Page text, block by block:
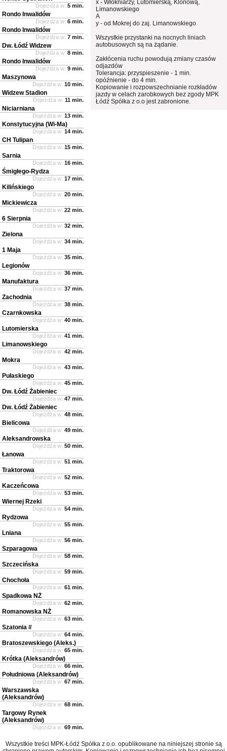
x - Włókniarzy, Lutomierską, Klonową,
Limanowskiego
A
y - od Mokrej do zaj. Limanowskiego
Wszystkie przystanki na nocnych liniach
autobusowych są na żądanie.
Zakłócenia ruchu powodują zmiany czasów
odjazdów
Tolerancja: przyspieszenie - 1 min.
opóźnienie - do 4 min.
Kopiowanie i rozpowszechnianie rozkładów
jazdy w celach zarobkowych bez zgody MPK
Łódź Spółka z o.o jest zabronione.
Dojeżdża w: 5 min.
Rondo Inwalidów
Dojeżdża w: 6 min.
Rondo Inwalidów
Dojeżdża w: 7 min.
Dw. Łódź Widzew
Dojeżdża w: 8 min.
Rondo Inwalidów
Dojeżdża w: 9 min.
Maszynowa
Dojeżdża w: 10 min.
Widzew Stadion
Dojeżdża w: 11 min.
Niciarniana
Dojeżdża w: 13 min.
Konstytucyjna (Wi-Ma)
Dojeżdża w: 14 min.
CH Tulipan
Dojeżdża w: 15 min.
Sarnia
Dojeżdża w: 16 min.
Śmigłego-Rydza
Dojeżdża w: 17 min.
Kilińskiego
Dojeżdża w: 20 min.
Mickiewicza
Dojeżdża w: 22 min.
6 Sierpnia
Dojeżdża w: 32 min.
Zielona
Dojeżdża w: 34 min.
1 Maja
Dojeżdża w: 35 min.
Legionów
Dojeżdża w: 36 min.
Manufaktura
Dojeżdża w: 37 min.
Zachodnia
Dojeżdża w: 38 min.
Czarnkowska
Dojeżdża w: 40 min.
Lutomierska
Dojeżdża w: 41 min.
Limanowskiego
Dojeżdża w: 42 min.
Mokra
Dojeżdża w: 43 min.
Pułaskiego
Dojeżdża w: 45 min.
Dw. Łódź Żabieniec
Dojeżdża w: 47 min.
Dw. Łódź Żabieniec
Dojeżdża w: 48 min.
Bielicowa
Dojeżdża w: 49 min.
Aleksandrowska
Dojeżdża w: 50 min.
Łanowa
Dojeżdża w: 51 min.
Traktorowa
Dojeżdża w: 52 min.
Kaczeńcowa
Dojeżdża w: 53 min.
Wiernej Rzeki
Dojeżdża w: 54 min.
Rydzowa
Dojeżdża w: 55 min.
Lniana
Dojeżdża w: 56 min.
Szparagowa
Dojeżdża w: 58 min.
Szczecińska
Dojeżdża w: 59 min.
Chochoła
Dojeżdża w: 61 min.
Spadkowa NŻ
Dojeżdża w: 62 min.
Romanowska NŻ
Dojeżdża w: 63 min.
Szatonia #
Dojeżdża w: 64 min.
Bratoszewskiego (Aleks.)
Dojeżdża w: 65 min.
Krótka (Aleksandrów)
Dojeżdża w: 66 min.
Południowa (Aleksandrów)
Dojeżdża w: 67 min.
Warszawska
(Aleksandrów)
Dojeżdża w: 68 min.
Targowy Rynek
(Aleksandrów)
Dojeżdża w: 69 min.
Wszystkie treści MPK-Łódź Spółka z o.o. opublikowane na niniejszej stronie są